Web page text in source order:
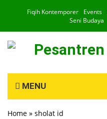
Fiqih Kontemporer Events
Seni Budaya
MENU
Home » sholat id